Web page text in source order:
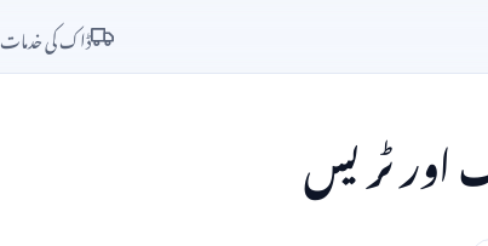
ڈاک کی خدمات